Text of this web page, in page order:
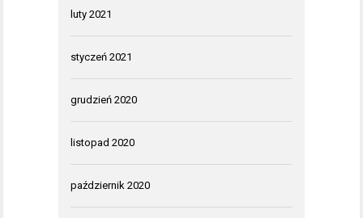
luty 2021
styczeń 2021
grudzień 2020
listopad 2020
październik 2020